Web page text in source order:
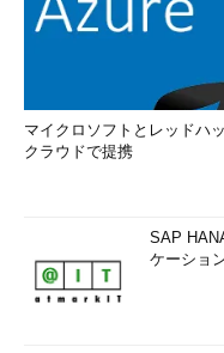
マイクロソフトとレッドハ
クラウドで提携
SAP
ケーショ